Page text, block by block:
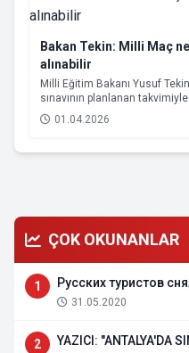
Bakan Tekin: Milli Maç
alınabilir
Milli Eğitim Bakanı Yusuf
sınavının planlanan
bulundu.
01.04.2026
ÇOK OKUNANLAR
1 Русских туристов
31.05.2020
2 YAZICI: "ANTALYA'DA